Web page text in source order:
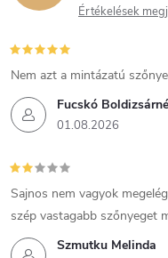
Értékelések
Fucskó Boldizsárné
01.08.2026
Nem azt a mintázatú
Szmutku Melinda
Sajnos nem vagyok
szép vastagabb szőnyeget